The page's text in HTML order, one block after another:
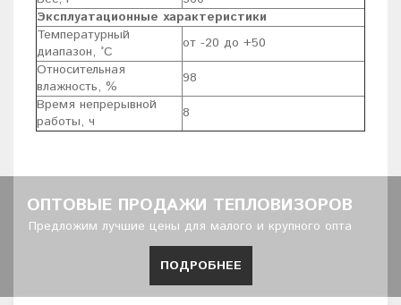
Эксплуатационные характеристики
Температурный
диапазон, °С
от -20 до +50
Относительная
влажность, %
98
Время непрерывной
работы, ч
8
ОПТОВЫЕ ПРОДАЖИ ТЕПЛОВИЗОРОВ
Предложим лучшие цены для малого и крупного опта
ПОДРОБНЕЕ